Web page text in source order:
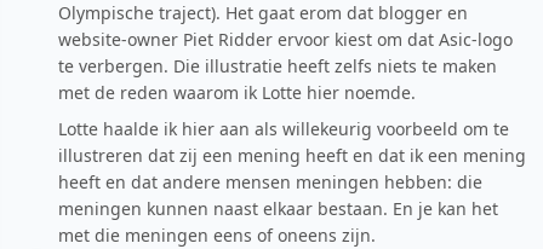
Olympische traject). Het gaat erom dat blogger en
website-owner Piet Ridder ervoor kiest om dat Asic-logo
te verbergen. Die illustratie heeft zelfs niets te maken
met de reden waarom ik Lotte hier noemde.
Lotte haalde ik hier aan als willekeurig voorbeeld om te
illustreren dat zij een mening heeft en dat ik een mening
heeft en dat andere mensen meningen hebben: die
meningen kunnen naast elkaar bestaan. En je kan het
met die meningen eens of oneens zijn.